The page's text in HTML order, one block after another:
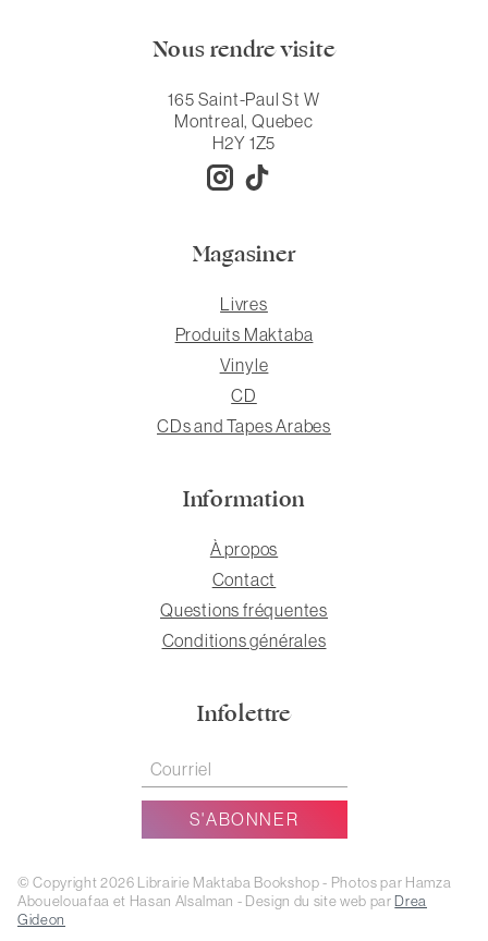
Nous rendre visite
165 Saint-Paul St W
Montreal, Quebec
H2Y 1Z5
Magasiner
Livres
Produits Maktaba
Vinyle
CD
CDs and Tapes Arabes
Information
À propos
Contact
Questions fréquentes
Conditions générales
Infolettre
© Copyright 2026 Librairie Maktaba Bookshop - Photos par Hamza
Abouelouafaa et Hasan Alsalman - Design du site web parDrea
Gideon